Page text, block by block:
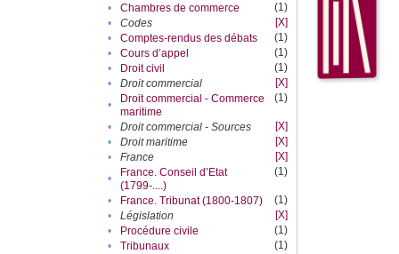
•
Chambres de commerce
(1)
•
Codes
[X]
•
Comptes-rendus des débats
(1)
•
Cours d’appel
(1)
•
Droit civil
(1)
•
Droit commercial
[X]
•
Droit commercial - Commerce
maritime
(1)
• Droit commercial - Sources
[X]
•
Droit maritime
[X]
•
France
[X]
•
France. Conseil d’Etat
(1799-....)
(1)
• France. Tribunat (1800-1807)
(1)
•
Législation
[X]
•
Procédure civile
(1)
•
Tribunaux
(1)